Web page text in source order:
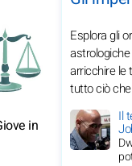
in
Esplora gli
arricchire le
tutto ciò
Il